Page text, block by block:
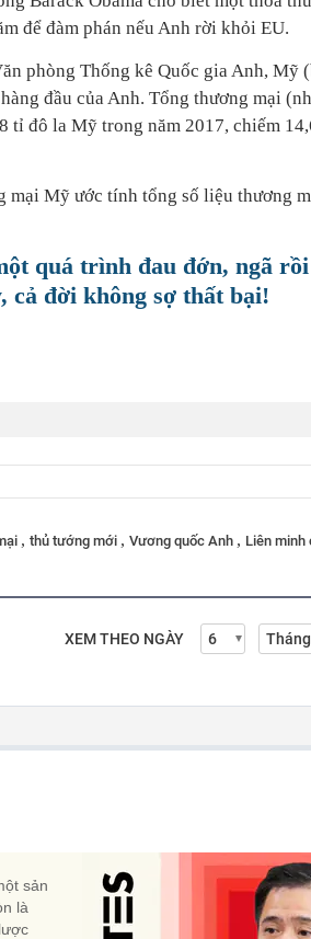
để đàm phán nếu Anh rời khỏi EU.
phòng Thống kê Quốc gia Anh, Mỹ
đầu của Anh. Tổng thương mại
tỉ đô la Mỹ trong năm 2017, chiếm
mại Mỹ ước tính tổng số liệu thương
quá trình đau đớn, ngã
cả đời không sợ thất bại!
, thủ tướng mới , Vương quốc Anh , Liên minh
XEM THEO NGÀY
sản
là